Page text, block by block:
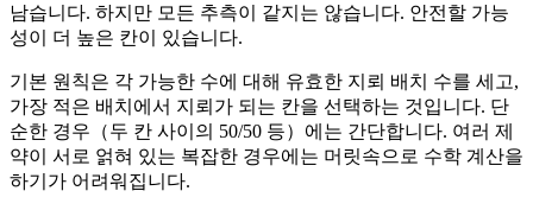
남습니다. 하지만 모든 추측이 같지는 않습니다. 안전할 가능
성이 더 높은 칸이 있습니다.
기본 원칙은 각 가능한 수에 대해 유효한 지뢰 배치 수를 세고,
가장 적은 배치에서 지뢰가 되는 칸을 선택하는 것입니다. 단
순한 경우（두 칸 사이의 50/50 등）에는 간단합니다. 여러 제
약이 서로 얽혀 있는 복잡한 경우에는 머릿속으로 수학 계산을
하기가 어려워집니다.